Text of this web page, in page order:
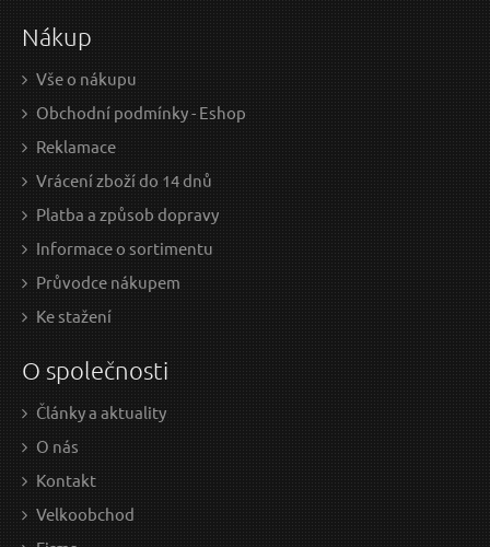
Skladem
Nákup
Vše o nákupu
Obchodní podmínky - Eshop
Reklamace
Vrácení zboží do 14 dnů
Platba a způsob dopravy
Informace o sortimentu
Průvodce nákupem
Ke stažení
O společnosti
Články a aktuality
O nás
Kontakt
Velkoobchod